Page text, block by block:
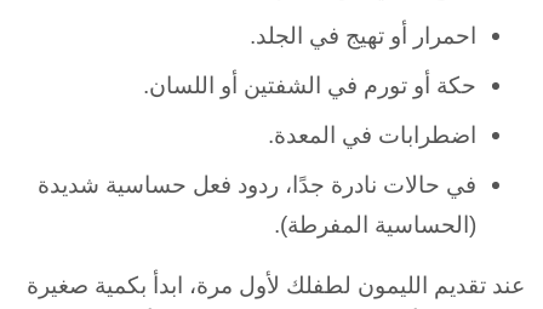
احمرار أو تهيج في الجلد.
حكة أو تورم في الشفتين أو اللسان.
اضطرابات في المعدة.
في حالات نادرة جدًا، ردود فعل حساسية شديدة
(الحساسية المفرطة).
عند تقديم الليمون لطفلك لأول مرة، ابدأ بكمية صغيرة